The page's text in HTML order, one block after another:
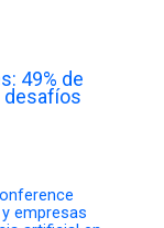
49% de
desafíos